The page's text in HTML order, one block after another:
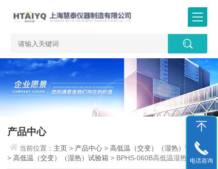
产品中心
当前位置： 主页> 产品中心 >高低温（交变）（湿热）试验箱
>高低温（交变）（湿热）试验箱 > BPHS-060B高低温湿热试验箱
电话咨询